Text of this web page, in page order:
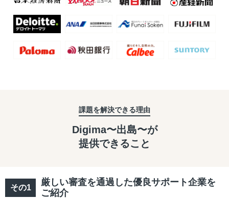
課題を解決できる理由
Digima〜出島〜が
提供できること
厳しい審査を通過した優良サポート企業を
ご紹介